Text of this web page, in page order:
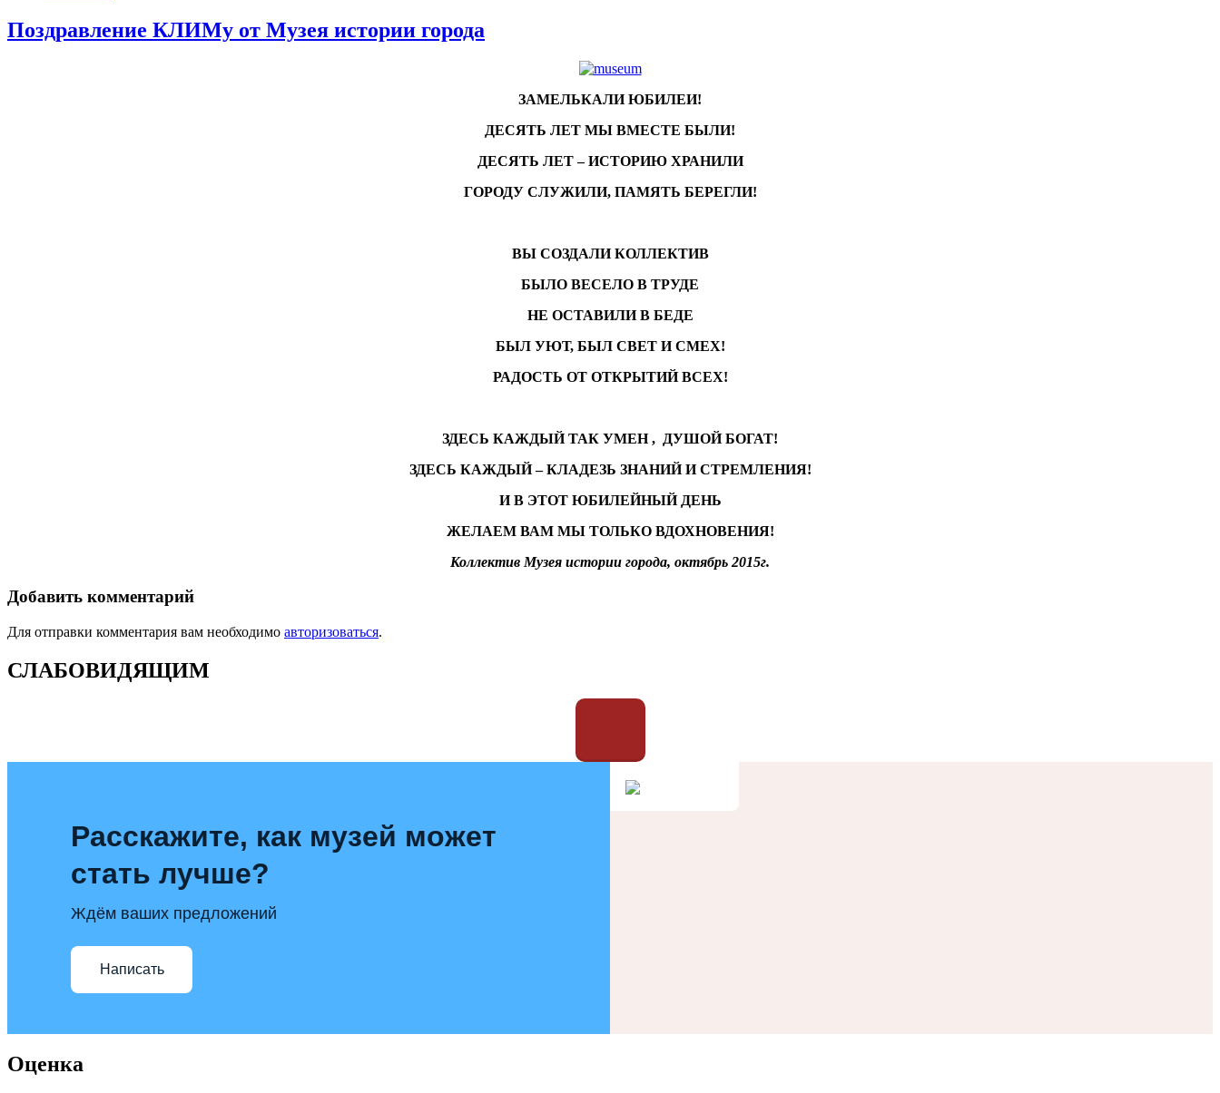
Поздравление КЛИМу от Музея истории города
ЗАМЕЛЬКАЛИ ЮБИЛЕИ!
ДЕСЯТЬ ЛЕТ МЫ ВМЕСТЕ БЫЛИ!
ДЕСЯТЬ ЛЕТ – ИСТОРИЮ ХРАНИЛИ
ГОРОДУ СЛУЖИЛИ, ПАМЯТЬ БЕРЕГЛИ!
ВЫ СОЗДАЛИ КОЛЛЕКТИВ
БЫЛО ВЕСЕЛО В ТРУДЕ
НЕ ОСТАВИЛИ В БЕДЕ
БЫЛ УЮТ, БЫЛ СВЕТ И СМЕХ!
РАДОСТЬ ОТ ОТКРЫТИЙ ВСЕХ!
ЗДЕСЬ КАЖДЫЙ ТАК УМЕН , ДУШОЙ БОГАТ!
ЗДЕСЬ КАЖДЫЙ – КЛАДЕЗЬ ЗНАНИЙ И СТРЕМЛЕНИЯ!
И В ЭТОТ ЮБИЛЕЙНЫЙ ДЕНЬ
ЖЕЛАЕМ ВАМ МЫ ТОЛЬКО ВДОХНОВЕНИЯ!
Коллектив Музея истории города, октябрь 2015г.
Добавить комментарий
Для отправки комментария вам необходимо авторизоваться.
СЛАБОВИДЯЩИМ
Расскажите, как музей может
стать лучше?
Ждём ваших предложений
Написать
Оценка